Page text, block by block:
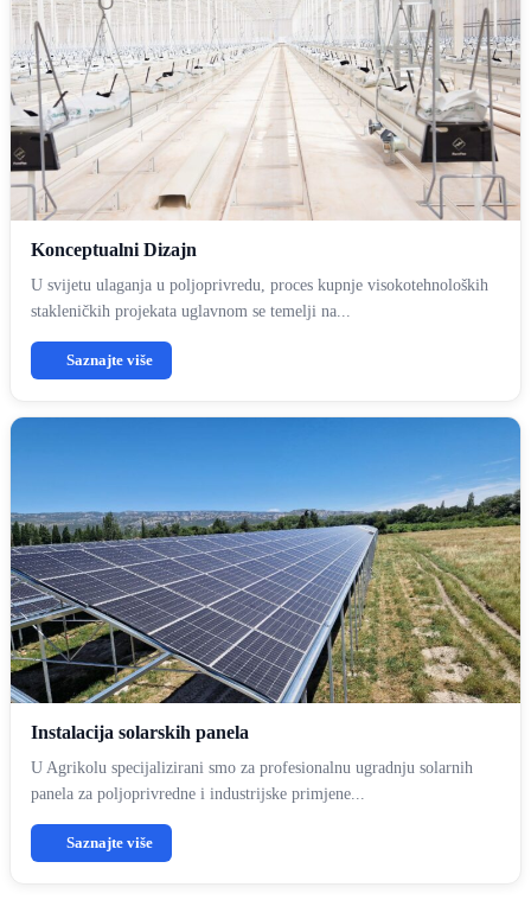
Konceptualni Dizajn
U svijetu ulaganja u poljoprivredu, proces kupnje visokotehnoloških
stakleničkih projekata uglavnom se temelji na...
Saznajte više
Instalacija solarskih panela
U Agrikolu specijalizirani smo za profesionalnu ugradnju solarnih
panela za poljoprivredne i industrijske primjene...
Saznajte više